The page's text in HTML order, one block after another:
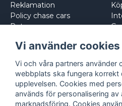
Reklamation
Policy chase cars
Returnera
Vi använder cookies
Vi och våra partners använder
webbplats ska fungera korrekt
upplevelsen. Cookies med
används för personalisering av
marknadsföring. Cookies